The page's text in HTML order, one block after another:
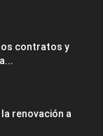
los contratos y
renovación a